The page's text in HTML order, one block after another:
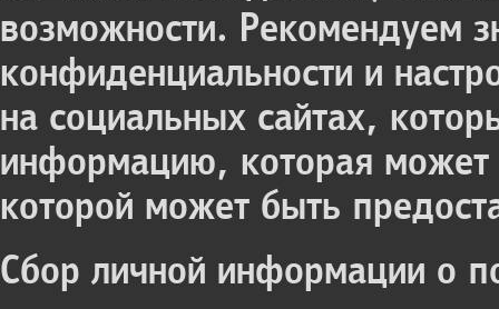
возможности. Рекомендуем
конфиденциальности и
на социальных сайтах,
информацию, которая может
которой может быть
Сбор личной информации о